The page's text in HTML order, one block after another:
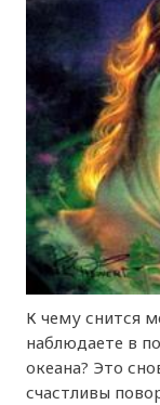
К чему снится
наблюдаете в
океана? Это
счастливы